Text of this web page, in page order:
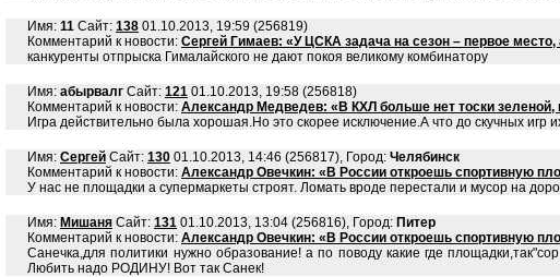
Имя: 11 Сайт: 138 01.10.2013, 19:59 (256819)
Комментарий к новости: Сергей Гимаев: «У ЦСКА задача на сезон – первое
канкуренты отпрыска Гималайского не дают покоя великому комбинатору
Имя: абырвалг Сайт: 121 01.10.2013, 19:58 (256818)
Комментарий к новости: Александр Медведев: «В КХЛ больше нет тоски
Игра действительно была хорошая.Но это скорее исключение.А что до скучных
Имя: Сергей Сайт: 130 01.10.2013, 14:46 (256817), Город: Челябинск
Комментарий к новости: Александр Овечкин: «В России откроешь спортивную
У нас не площадки а супермаркеты строят. Ломать вроде перестали и мусор на
Имя: Мишаня Сайт: 131 01.10.2013, 13:04 (256816), Город: Питер
Комментарий к новости: Александр Овечкин: «В России откроешь спортивную
Санечка,для политики нужно образование! а по поводу какие где
Любить надо РОДИНУ! Вот так Санек!